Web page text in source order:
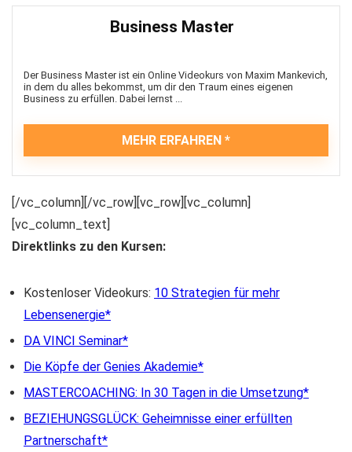
Business Master
Der Business Master ist ein Online Videokurs von Maxim Mankevich,
in dem du alles bekommst, um dir den Traum eines eigenen
Business zu erfüllen. Dabei lernst ...
MEHR ERFAHREN
[/vc_column][/vc_row][vc_row][vc_column]
[vc_column_text]
Direktlinks zu den Kursen:
Kostenloser Videokurs: 10 Strategien für mehr
Lebensenergie
DA VINCI Seminar
Die Köpfe der Genies Akademie
MASTERCOACHING: In 30 Tagen in die Umsetzung
BEZIEHUNGSGLÜCK: Geheimnisse einer erfüllten
Partnerschaft